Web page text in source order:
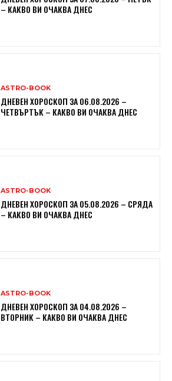
– КАКВО ВИ ОЧАКВА ДНЕС
ASTRO-BOOK
ДНЕВЕН ХОРОСКОП ЗА 06.08.2026 –
ЧЕТВЪРТЪК – КАКВО ВИ ОЧАКВА ДНЕС
ASTRO-BOOK
ДНЕВЕН ХОРОСКОП ЗА 05.08.2026 – СРЯДА
– КАКВО ВИ ОЧАКВА ДНЕС
ASTRO-BOOK
ДНЕВЕН ХОРОСКОП ЗА 04.08.2026 –
ВТОРНИК – КАКВО ВИ ОЧАКВА ДНЕС